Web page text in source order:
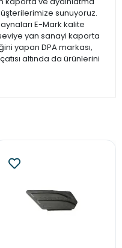
sunuyoruz.
E-Mark kalite
yan sanayi kaporta
yapan DPA markası,
altında da ürünlerini